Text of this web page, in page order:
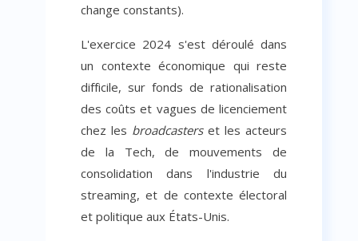
change constants).
L'exercice 2024 s'est déroulé dans
un contexte économique qui reste
difficile, sur fonds de rationalisation
des coûts et vagues de licenciement
chez les broadcasterset les acteurs
de la Tech, de mouvements de
consolidation dans l'industrie du
streaming, et de contexte électoral
et politique aux États-Unis.